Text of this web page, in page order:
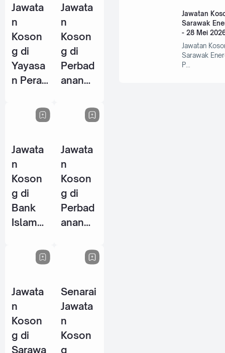
2026
Excelle
nce
(SCOP
E) - 15
Jun
2026
Jawata
n
Koson
g di
Yayasa
n Perak
Jawata
n
Koson
g di
Perbad
anan
Selang
or - 5
2026
Jawata
n
Koson
g di
Bank
Islam
Berhad
- 25
Jun
2026
Jawata
n
Koson
g di
Perbad
anan
Johor
29 Mei
2026
Jawata
n
Koson
g di
Sarawa
Senarai
Jawata
n
Koson
g
Jawatan
Sarawak
- 28 Mei
Jawatan
Sarawak
P…